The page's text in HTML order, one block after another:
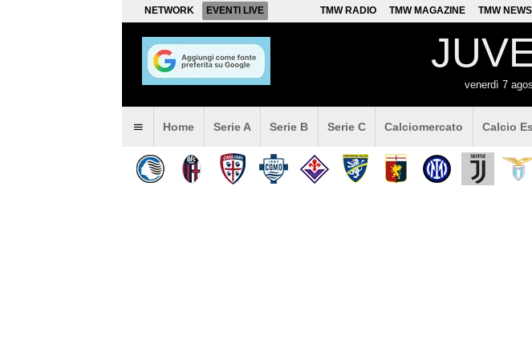
NETWORK EVENTI LIVE TMW RADIO TMW MAGAZINE TMW NEWS
venerdì 7
Home Serie A Serie B Serie C Calciomercato Calcio